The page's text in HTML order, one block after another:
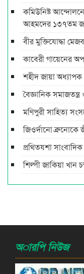
কমিউনিষ্ট
আহমদের ১৩৭তম
বীর মুক্তিযোদ্ধা
কাবেরী গায়েনের
শহীদ জায়া অধ্যাপক
বৈজ্ঞানিক
মণিপুরী সাহিত্য
জিওর্দানো ব্রুনোকে
প্রথিতযশা
শিল্পী জাকিয়া খান
অারপি নিউজ